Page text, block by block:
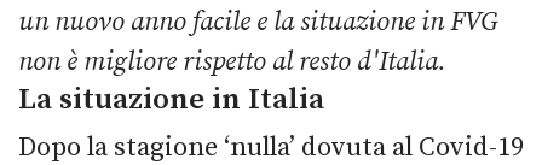
un nuovo anno facile e la situazione in FVG
non è migliore rispetto al resto d'Italia.
La situazione in Italia
Dopo la stagione ‘nulla’ dovuta al Covid-19